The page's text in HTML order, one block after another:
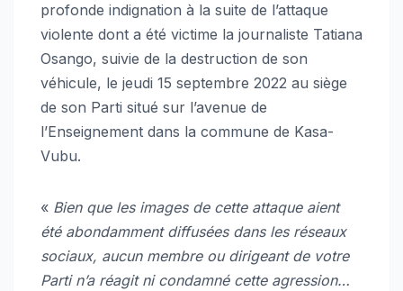
profonde indignation à la suite de l’attaque
violente dont a été victime la journaliste Tatiana
Osango, suivie de la destruction de son
véhicule, le jeudi 15 septembre 2022 au siège
de son Parti situé sur l’avenue de
l’Enseignement dans la commune de Kasa-
Vubu.
« Bien que les images de cette attaque aient
été abondamment diffusées dans les réseaux
sociaux, aucun membre ou dirigeant de votre
Parti n’a réagit ni condamné cette agression…